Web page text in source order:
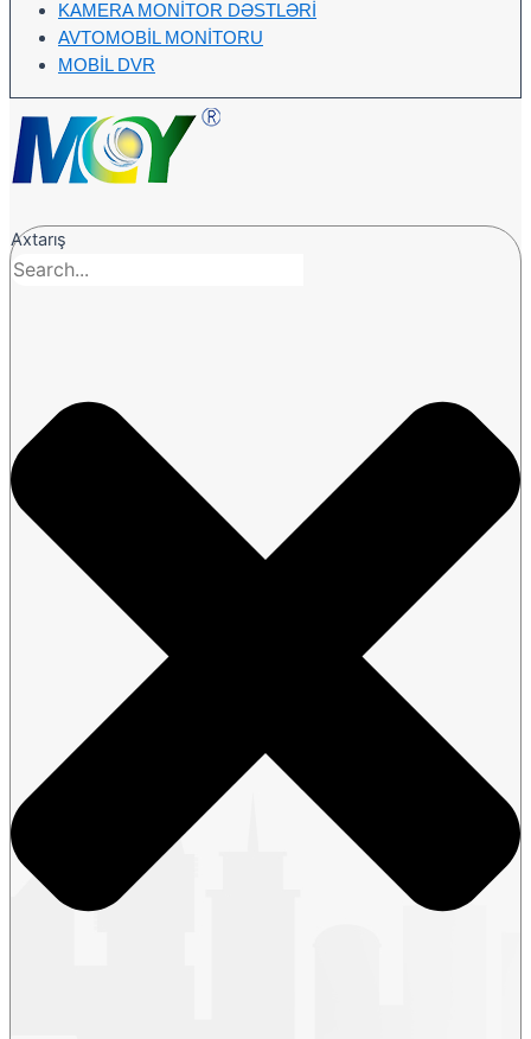
KAMERA MONITOR DƏSTLƏRI
AVTOMOBIL MONITORU
MOBIL DVR
Axtarış